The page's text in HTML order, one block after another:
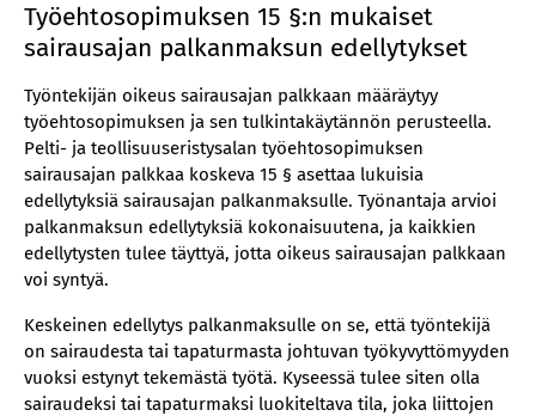
Työehtosopimuksen 15 §:n mukaiset
sairausajan palkanmaksun edellytykset
Työntekijän oikeus sairausajan palkkaan määräytyy
työehtosopimuksen ja sen tulkintakäytännön perusteella.
Pelti- ja teollisuuseristysalan työehtosopimuksen
sairausajan palkkaa koskeva 15 § asettaa lukuisia
edellytyksiä sairausajan palkanmaksulle. Työnantaja arvioi
palkanmaksun edellytyksiä kokonaisuutena, ja kaikkien
edellytysten tulee täyttyä, jotta oikeus sairausajan palkkaan
voi syntyä.
Keskeinen edellytys palkanmaksulle on se, että työntekijä
on sairaudesta tai tapaturmasta johtuvan työkyvyttömyyden
vuoksi estynyt tekemästä työtä. Kyseessä tulee siten olla
sairaudeksi tai tapaturmaksi luokiteltava tila, joka liittojen